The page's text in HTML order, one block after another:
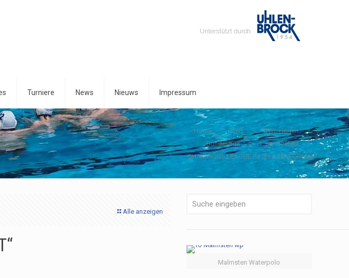
Turniere News Nieuws Impressum
Home DWL
DWL Herren
Bundesliga
1. Bundesliga
CHAMPIONS LEAGUE IM „BLASENFORMAT“
Alle anzeigen
Malmsten Waterpolo